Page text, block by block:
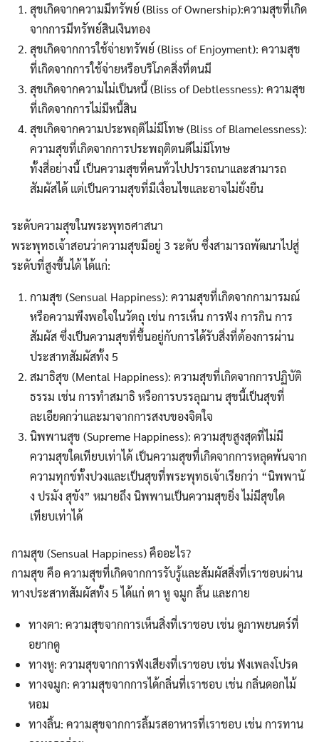
สุขเกิดจากความมีทรัพย์ (Bliss of Ownership):ความสุขที่เกิด
จากการมีทรัพย์สินเงินทอง
สุขเกิดจากการใช้จ่ายทรัพย์ (Bliss of Enjoyment): ความสุข
ที่เกิดจากการใช้จ่ายหรือบริโภคสิ่งที่ตนมี
สุขเกิดจากความไม่เป็นหนี้ (Bliss of Debtlessness): ความสุข
ที่เกิดจากการไม่มีหนี้สิน
สุขเกิดจากความประพฤติไม่มีโทษ (Bliss of Blamelessness):
ความสุขที่เกิดจากการประพฤติตนดีไม่มีโทษ
ทั้งสี่อย่างนี้ เป็นความสุขที่คนทั่วไปปรารถนาและสามารถ
สัมผัสได้ แต่เป็นความสุขที่มีเงื่อนไขและอาจไม่ยั่งยืน
ระดับความสุขในพระพุทธศาสนา
พระพุทธเจ้าสอนว่าความสุขมีอยู่ 3 ระดับ ซึ่งสามารถพัฒนาไปสู่
ระดับที่สูงขึ้นได้ ได้แก่:
กามสุข (Sensual Happiness): ความสุขที่เกิดจากกามารมณ์
หรือความพึงพอใจในวัตถุ เช่น การเห็น การฟัง การกิน การ
สัมผัส ซึ่งเป็นความสุขที่ขึ้นอยู่กับการได้รับสิ่งที่ต้องการผ่าน
ประสาทสัมผัสทั้ง 5
สมาธิสุข (Mental Happiness): ความสุขที่เกิดจากการปฏิบัติ
ธรรม เช่น การทำสมาธิ หรือการบรรลุฌาน สุขนี้เป็นสุขที่
ละเอียดกว่าและมาจากการสงบของจิตใจ
นิพพานสุข (Supreme Happiness): ความสุขสูงสุดที่ไม่มี
ความสุขใดเทียบเท่าได้ เป็นความสุขที่เกิดจากการหลุดพ้นจาก
ความทุกข์ทั้งปวงและเป็นสุขที่พระพุทธเจ้าเรียกว่า “นิพพานั
ง ปรมัง สุขัง” หมายถึง นิพพานเป็นความสุขยิ่ง ไม่มีสุขใด
เทียบเท่าได้
กามสุข (Sensual Happiness) คืออะไร?
กามสุข คือ ความสุขที่เกิดจากการรับรู้และสัมผัสสิ่งที่เราชอบผ่าน
ทางประสาทสัมผัสทั้ง 5 ได้แก่ ตา หู จมูก ลิ้น และกาย
ทางตา: ความสุขจากการเห็นสิ่งที่เราชอบ เช่น ดูภาพยนตร์ที่
อยากดู
ทางหู: ความสุขจากการฟังเสียงที่เราชอบ เช่น ฟังเพลงโปรด
ทางจมูก: ความสุขจากการได้กลิ่นที่เราชอบ เช่น กลิ่นดอกไม้
หอม
ทางลิ้น: ความสุขจากการลิ้มรสอาหารที่เราชอบ เช่น การทาน